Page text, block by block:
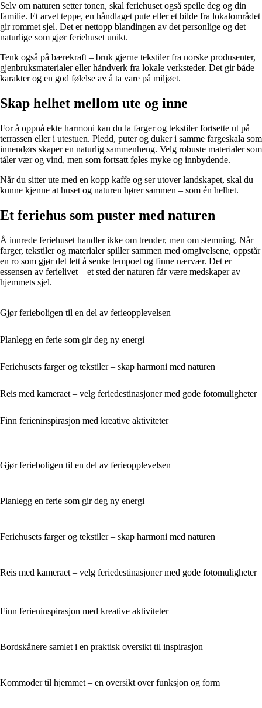
Selv om naturen setter tonen, skal feriehuset også speile deg og din
familie. Et arvet teppe, en håndlaget pute eller et bilde fra lokalområdet
gir rommet sjel. Det er nettopp blandingen av det personlige og det
naturlige som gjør feriehuset unikt.
Tenk også på bærekraft – bruk gjerne tekstiler fra norske produsenter,
gjenbruksmaterialer eller håndverk fra lokale verksteder. Det gir både
karakter og en god følelse av å ta vare på miljøet.
Skap helhet mellom ute og inne
For å oppnå ekte harmoni kan du la farger og tekstiler fortsette ut på
terrassen eller i utestuen. Pledd, puter og duker i samme fargeskala som
innendørs skaper en naturlig sammenheng. Velg robuste materialer som
tåler vær og vind, men som fortsatt føles myke og innbydende.
Når du sitter ute med en kopp kaffe og ser utover landskapet, skal du
kunne kjenne at huset og naturen hører sammen – som én helhet.
Et feriehus som puster med naturen
Å innrede feriehuset handler ikke om trender, men om stemning. Når
farger, tekstiler og materialer spiller sammen med omgivelsene, oppstår
en ro som gjør det lett å senke tempoet og finne nærvær. Det er
essensen av ferielivet – et sted der naturen får være medskaper av
hjemmets sjel.
Gjør ferieboligen til en del av ferieopplevelsen
Planlegg en ferie som gir deg ny energi
Feriehusets farger og tekstiler – skap harmoni med naturen
Reis med kameraet – velg feriedestinasjoner med gode fotomuligheter
Finn ferieninspirasjon med kreative aktiviteter
Gjør ferieboligen til en del av ferieopplevelsen
Planlegg en ferie som gir deg ny energi
Feriehusets farger og tekstiler – skap harmoni med naturen
Reis med kameraet – velg feriedestinasjoner med gode fotomuligheter
Finn ferieninspirasjon med kreative aktiviteter
Bordskånere samlet i en praktisk oversikt til inspirasjon
Kommoder til hjemmet – en oversikt over funksjon og form